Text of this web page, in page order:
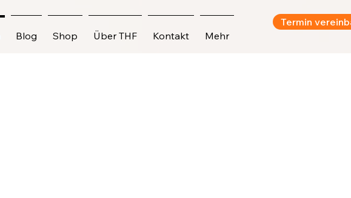
Blog Shop Über THF Kontakt Mehr
Termin